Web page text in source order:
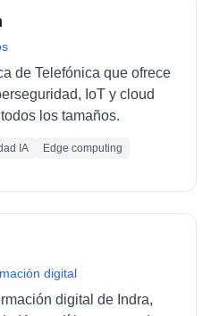
de Telefónica que ofrece
IoT y cloud
los tamaños.
IA Edge computing
digital
digital de Indra,